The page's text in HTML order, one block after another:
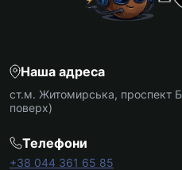
Наша адреса
ст.м. Житомирська, проспект
поверх)
Телефони
+38 044 361 65 85